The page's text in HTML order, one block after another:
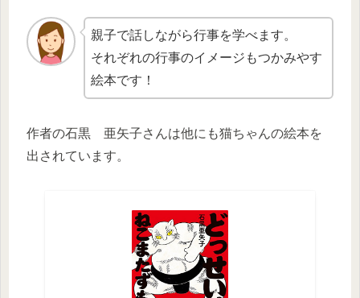
親子で話しながら行事を学べます。
それぞれの行事のイメージもつかみやす
絵本です！
作者の石黒 亜矢子さんは他にも猫ちゃんの絵本を
出されています。